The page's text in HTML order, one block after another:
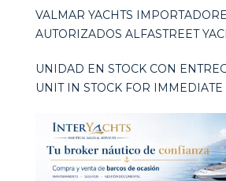
VALMAR YACHTS
AUTORIZADOS ALFASTREET
UNIDAD EN STOCK CON
UNIT IN STOCK FOR